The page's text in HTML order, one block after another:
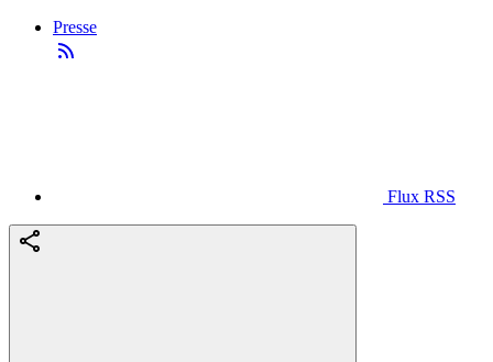
Presse
Flux RSS